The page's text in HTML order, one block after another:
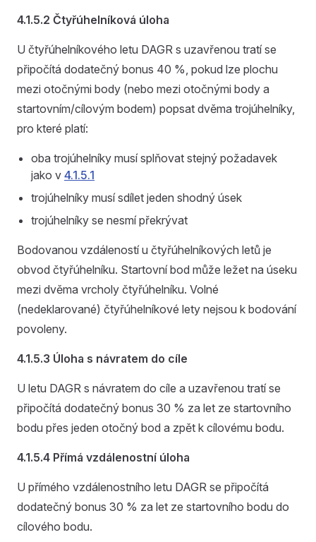
4.1.5.2 Čtyřúhelníková úloha
U čtyřúhelníkového letu DAGR s uzavřenou tratí se
připočítá dodatečný bonus 40 %, pokud lze plochu
mezi otočnými body (nebo mezi otočnými body a
startovním/cílovým bodem) popsat dvěma trojúhelníky,
pro které platí:
oba trojúhelníky musí splňovat stejný požadavek
jako v 4.1.5.1
trojúhelníky musí sdílet jeden shodný úsek
trojúhelníky se nesmí překrývat
Bodovanou vzdáleností u čtyřúhelníkových letů je
obvod čtyřúhelníku. Startovní bod může ležet na úseku
mezi dvěma vrcholy čtyřúhelníku. Volné
(nedeklarované) čtyřúhelníkové lety nejsou k bodování
povoleny.
4.1.5.3 Úloha s návratem do cíle
U letu DAGR s návratem do cíle a uzavřenou tratí se
připočítá dodatečný bonus 30 % za let ze startovního
bodu přes jeden otočný bod a zpět k cílovému bodu.
4.1.5.4 Přímá vzdálenostní úloha
U přímého vzdálenostního letu DAGR se připočítá
dodatečný bonus 30 % za let ze startovního bodu do
cílového bodu.